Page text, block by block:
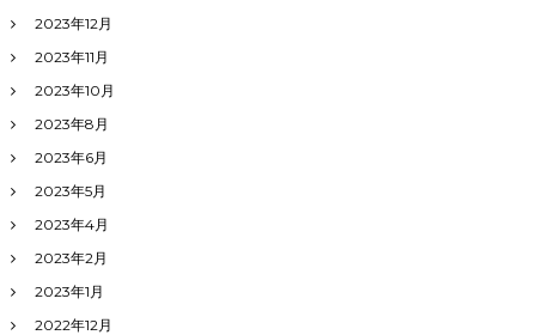
2023年12月
2023年11月
2023年10月
2023年8月
2023年6月
2023年5月
2023年4月
2023年2月
2023年1月
2022年12月